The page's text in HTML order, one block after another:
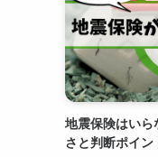
地震保険はいら
さと判断ポイン